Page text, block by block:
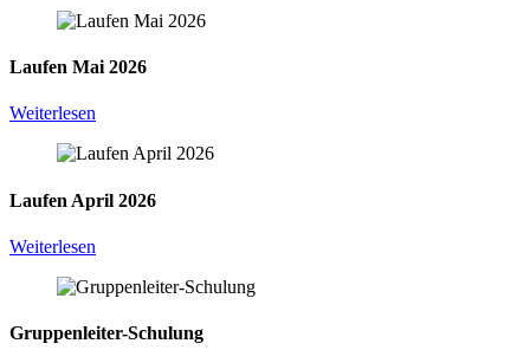
Laufen Mai 2026
Weiterlesen
Laufen April 2026
Weiterlesen
Gruppenleiter-Schulung